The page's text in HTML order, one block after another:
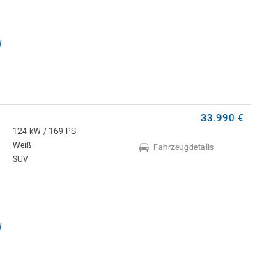
124 kW / 169 PS
Weiß
SUV
33.990 €
Fahrzeugdetails